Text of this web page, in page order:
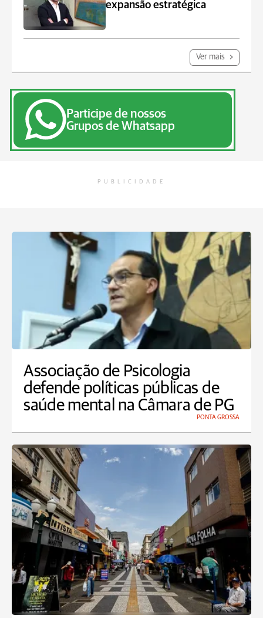
expansão estratégica
Ver mais
Participe de nossos
Grupos de Whatsapp
PUBLICIDADE
Associação de Psicologia
defende políticas públicas de
saúde mental na Câmara de PG
PONTA GROSSA